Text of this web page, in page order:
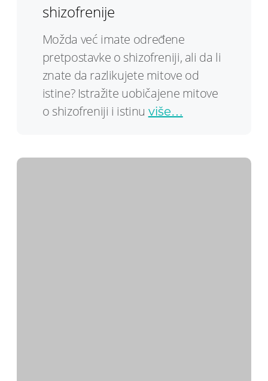
shizofrenije
Možda već imate određene
pretpostavke o shizofreniji, ali da li
znate da razlikujete mitove od
istine? Istražite uobičajene mitove
o shizofreniji i istinu više…